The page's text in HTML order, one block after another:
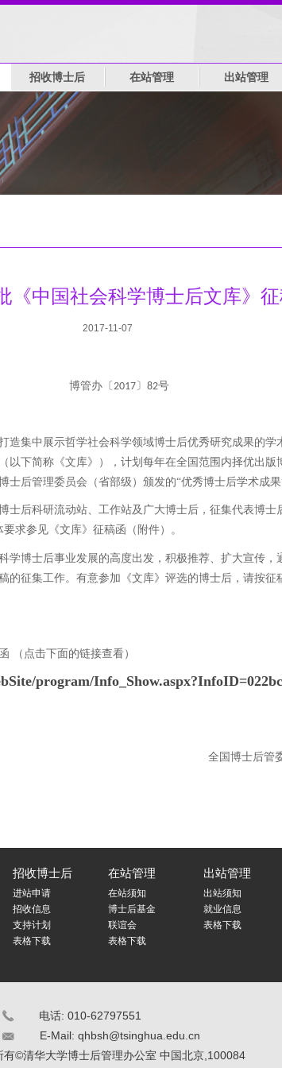
招收博士后 在站管理 出站管理
《中国社会科学博士后文库》
2017-11-07
博管办〔 2017〕 82号
造集中展示哲学社会科学领域博士后优秀研究成果的学
以下简称《文库》），计划每年在全国范围内择优出版
后管理委员会（省部级）颁发的“优秀博士后学术成果
士后科研流动站、工作站及广大博士后，征集代表博
求参见《文库》征稿函（附件）。
学博士后事业发展的高度出发，积极推荐、扩大宣传，
的征集工作。有意参加《文库》评选的博士后，请按征
（点击下面的链接查看）
program/
全国博士后管
招收博士后
进站申请
招收信息
支持计划
表格下载
在站管理
在站须知
博士后基金
联谊会
表格下载
出站管理
出站须知
就业信息
表格下载
电话: 010-62797551
E-Mail: qhbsh@tsinghua.edu.cn
有©清华大学博士后管理办公室 中国北京,100084